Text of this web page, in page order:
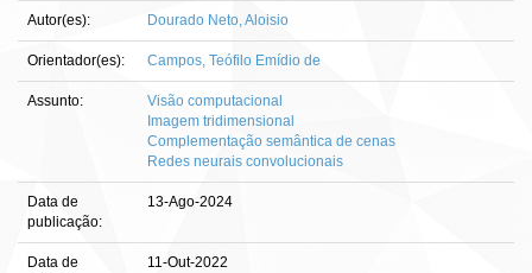
Autor(es): Dourado Neto, Aloisio
Orientador(es): Campos, Teófilo Emídio de
Assunto:
Visão computacional
Imagem tridimensional
Complementação semântica de cenas
Redes neurais convolucionais
Data de
publicação:
13-Ago-2024
Data de
11-Out-2022